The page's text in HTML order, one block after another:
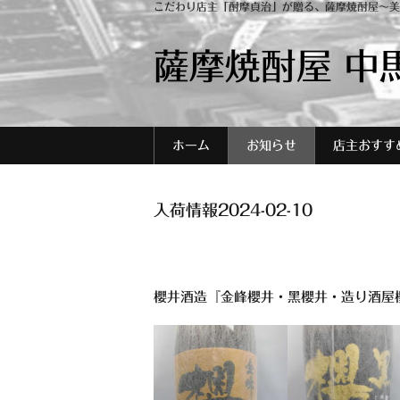
こだわり店主「酎摩貞治」が贈る、薩摩焼酎屋～
薩摩焼酎屋 中
ホーム お知らせ 店主おすす
入荷情報2024-02-10
櫻井酒造『金峰櫻井・黑櫻井・造り酒屋